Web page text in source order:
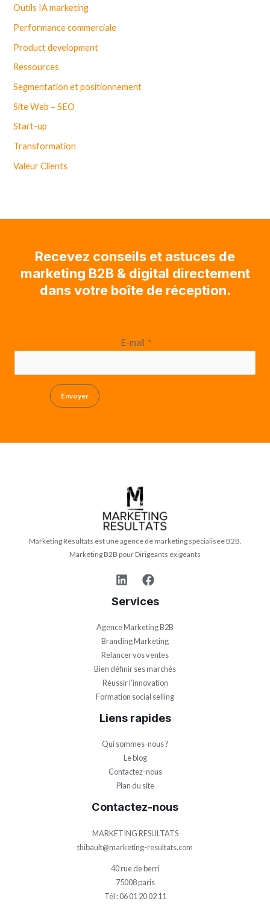
Outils IA marketing
Performance commerciale
Product development
Ressources
Segmentation et positionnement
Site Web – SEO
Start-up
Transformation
Valeur Clients
Recevez conseils et astuces de
marketing B2B & digital directement
dans votre boîte de réception.
E-mail *
Envoyer
Marketing Résultats est une agence de marketing spécialisée B2B.
Marketing B2B pour Dirigeants exigeants
Services
Agence Marketing B2B
Branding Marketing
Relancer vos ventes
Bien définir ses marchés
Réussir l’innovation
Formation social selling
Liens rapides
Qui sommes-nous ?
Le blog
Contactez-nous
Plan du site
Contactez-nous
MARKETING RESULTATS
thibault@marketing-resultats.com
40 rue de berri
75008 paris
Tél : 06 01 20 02 11